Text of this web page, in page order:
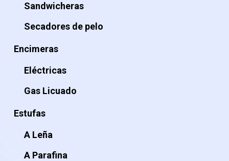
Sandwicheras
Secadores de pelo
Encimeras
Eléctricas
Gas Licuado
Estufas
A Leña
A Parafina